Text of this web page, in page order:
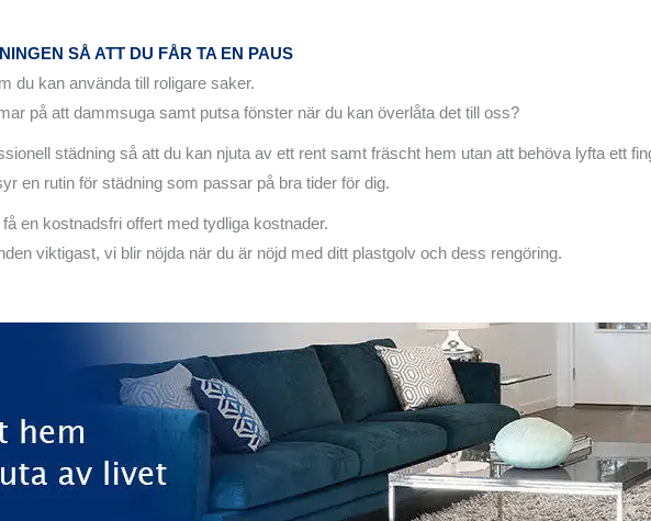
SÅ ATT DU FÅR TA EN PAUS
du kan använda till roligare saker.
på att dammsuga samt putsa fönster när du kan överlåta det till oss?
städning så att du kan njuta av ett rent samt fräscht hem utan att behöva lyfta ett
en rutin för städning som passar på bra tider för dig.
en kostnadsfri offert med tydliga kostnader.
viktigast, vi blir nöjda när du är nöjd med ditt plastgolv och dess rengöring.